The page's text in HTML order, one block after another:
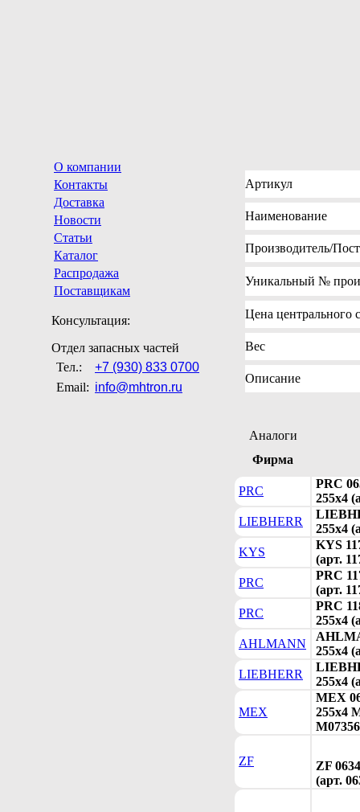
О компании
Контакты
Доставка
Новости
Статьи
Каталог
Распродажа
Поставщикам
Консультация:
Отдел запасных частей
Тел.:
+7 (930) 833 0700
Email: info@mhtron.ru
Артикул
Наименование
Производитель/
Уникальный №
Цена центрального
Вес
Описание
Аналоги
Фирма
PRC
PRC
255х4
LIEBHERR
255х4
KYS
KYS
(арт.
PRC
PRC
(арт.
PRC
PRC
255х4
AHLMANN
255х4
LIEBHERR
255х4
MEX
MEX
255х4
ZF
ZF
(арт.